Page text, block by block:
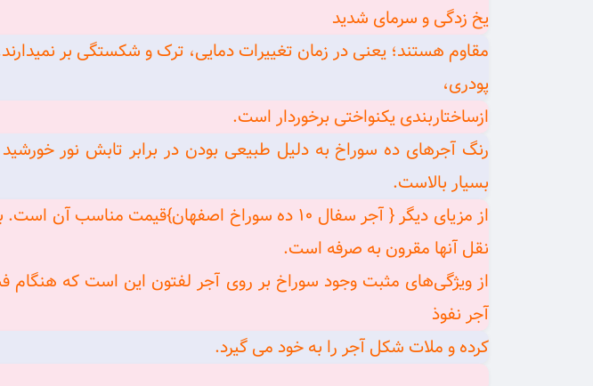
یخ‌ زدگی و سرمای شدید
مقاوم هستند؛ یعنی در زمان تغییرات دمایی، ترک و شکستگی بر
پودری،
ازساختاربندی یکنواختی برخوردار است.
رنگ آجرهای ده سوراخ به دلیل طبیعی بودن در برابر تابش نور
بسیار بالاست.
از مزیای دیگر { آجر سفال ۱۰ ده سوراخ
نقل آنها مقرون به ‌صرفه است.
از ویژگی‌های مثبت وجود سوراخ بر روی آجر لفتون این است که هنگام
آجر نفوذ
کرده و ملات شکل آجر را به خود می گیرد.